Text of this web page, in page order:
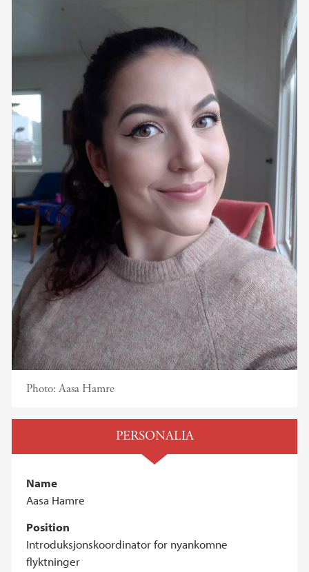
Photo:Aasa Hamre
PERSONALIA
Name
Aasa Hamre
Position
Introduksjonskoordinator for nyankomne
flyktninger